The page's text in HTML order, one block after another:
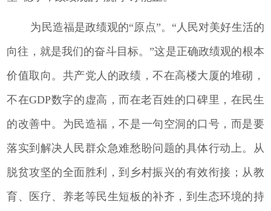
为民造福是政绩观的“原点”。“人民对美好生活的
向往，就是我们的奋斗目标。”这是正确政绩观的根本
价值取向。共产党人的政绩，不在高楼大厦的堆砌，
不在GDP数字的虚高，而在老百姓的口碑里，在民生
的改善中。为民造福，不是一句空洞的口号，而是要
落实到解决人民群众急难愁盼问题的具体行动上。从
脱贫攻坚的全面胜利，到乡村振兴的有效衔接；从教
育、医疗、养老等民生短板的补齐，到生态环境的持